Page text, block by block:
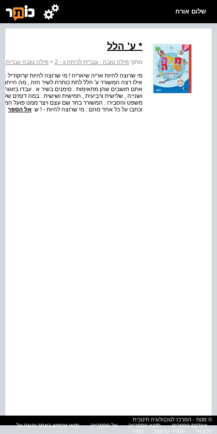
שלום אורח
* ע' הלל
מתוך:מילה טובה : עברית לכיתה ג - 2 > מילה טובה עברית
אילו רצה המשורר ע' הלל לתת כותרת לשיר הזה , מה הייתם
אתם חושבים שהן מתאימות . סימנים בשיר א . עבדו
ושנייה , שלישית ורביעית , חמישית ושישית . במה דומים
משפט והסבירו . המשורר בחר שם עצם ויצר ממנו פועל
וכתבו על כל אחד מהם : מי שרוצה להיות - ! ש אל הספר
© מטח - המרכז לטכנולוגיה חינוכית
אינדקס הספרים
תקנון הספרייה על הספרייה
תנאי שימוש באתר והגנה על
פרטיות
הסדרי נגישות עזרה